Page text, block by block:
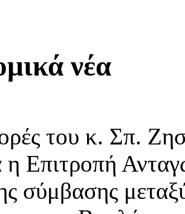
νέα
του κ. Σπ.
η Επιτροπή
σύμβασης